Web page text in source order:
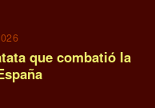
que combatió la